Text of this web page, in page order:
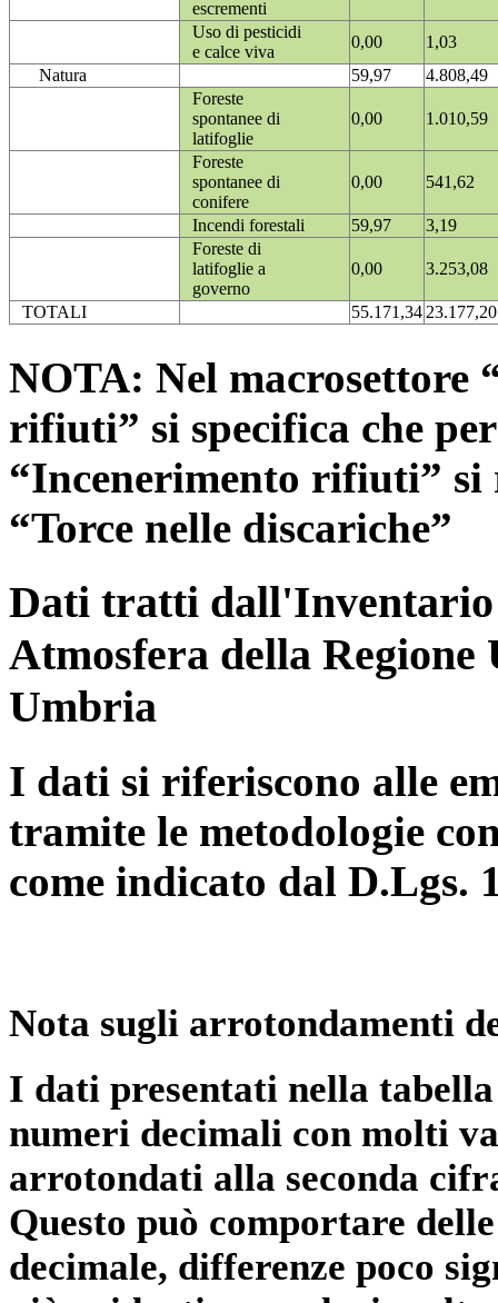
escrementi
Uso di pesticidi
e calce viva
0,00
1,03
Natura
59,97
4.808,49
Foreste
spontanee di
latifoglie
0,00 1.010,59
Foreste
spontanee di
conifere
0,00 541,62
Incendi forestali 59,97
3,19
Foreste di
latifoglie a
governo
0,00 3.253,08
TOTALI 55.171,3423.177,20
NOTA: Nel macrosettore
rifiuti” si specifica che
“Incenerimento rifiuti”
“Torce nelle discariche”
Dati tratti dall'Inventario
Atmosfera della
Umbria
I dati si riferiscono alle
tramite le metodologie
come indicato dal D.Lgs.
Nota sugli arrotondamenti
I dati presentati nella
numeri decimali con molti
arrotondati alla seconda
Questo può comportare
decimale, differenze poco